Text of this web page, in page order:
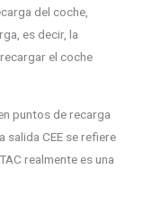
del coche,
es decir, la
el coche
puntos de recarga
salida CEE se refiere
realmente es una